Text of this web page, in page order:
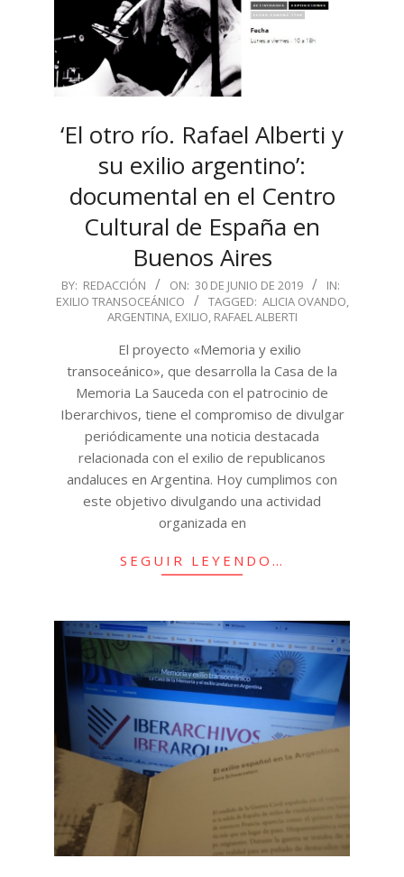
‘El otro río. Rafael Alberti y
su exilio argentino’:
documental en el Centro
Cultural de España en
Buenos Aires
2019-
06-
BY: REDACCIÓN ON: 30 DE JUNIO DE 2019
IN:
EXILIO TRANSOCEÁNICO
TAGGED: ALICIA OVANDO,
ARGENTINA, EXILIO, RAFAEL ALBERTI
El proyecto «Memoria y exilio
transoceánico», que desarrolla la Casa de la
Memoria La Sauceda con el patrocinio de
Iberarchivos, tiene el compromiso de divulgar
periódicamente una noticia destacada
relacionada con el exilio de republicanos
andaluces en Argentina. Hoy cumplimos con
este objetivo divulgando una actividad
organizada en
SEGUIR LEYENDO…